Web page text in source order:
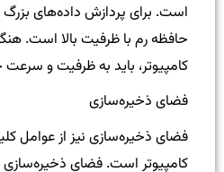
است. برای پردازش داده‌های بزرگ
حافظه رم با ظرفیت بالا است.
کامپیوتر، باید به ظرفیت و
فضای ذخیره‌سازی
فضای ذخیره‌سازی نیز از عوامل